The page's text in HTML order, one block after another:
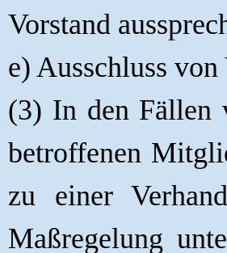
Vorstand
e) Ausschluss
(3) In den Fällen
betroffenen
zu einer
Maßregelung